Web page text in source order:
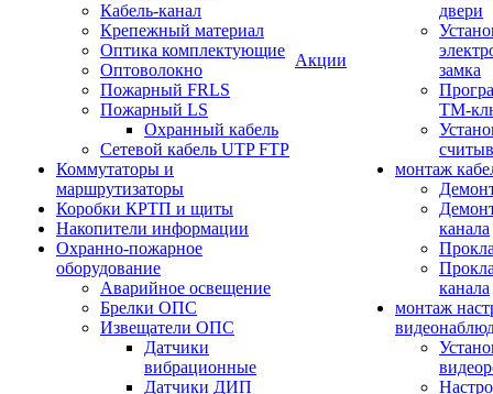
Кабель-канал
Крепежный материал
Оптика комплектующие
Оптоволокно
Пожарный FRLS
Пожарный LS
Охранный кабель
Сетевой кабель UTP FTP
Коммутаторы и
маршрутизаторы
Коробки КРТП и щиты
Накопители информации
Охранно-пожарное
оборудование
Аварийное освещение
Брелки ОПС
Извещатели ОПС
Датчики
вибрационные
Датчики ДИП
Акции
двери
замка
ТМ-
монтаж
канала
канала
монтаж